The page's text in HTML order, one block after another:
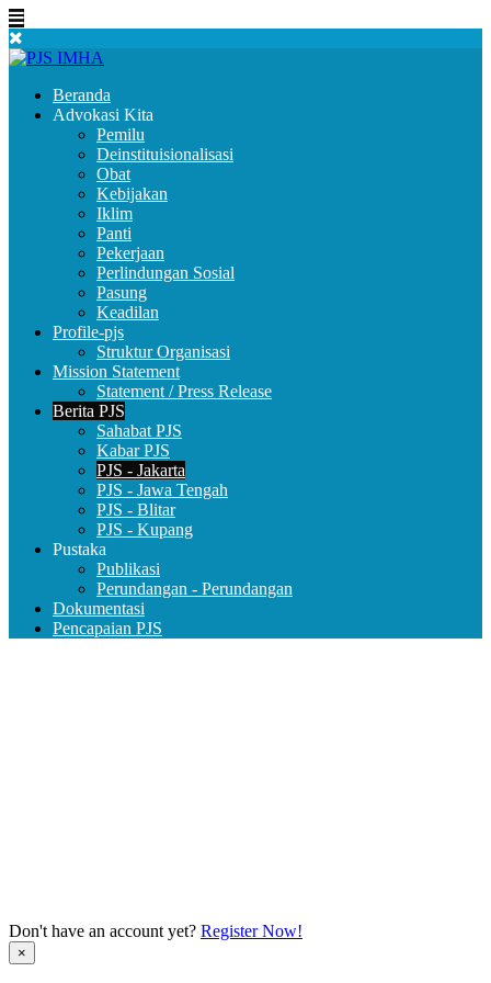
Beranda
Advokasi Kita
Pemilu
Deinstituisionalisasi
Obat
Kebijakan
Iklim
Panti
Pekerjaan
Perlindungan Sosial
Pasung
Keadilan
Profile-pjs
Struktur Organisasi
Mission Statement
Statement / Press Release
Berita PJS
Sahabat PJS
Kabar PJS
PJS - Jakarta
PJS - Jawa Tengah
PJS - Blitar
PJS - Kupang
Pustaka
Publikasi
Perundangan - Perundangan
Dokumentasi
Pencapaian PJS
Don't have an account yet? Register Now!
×